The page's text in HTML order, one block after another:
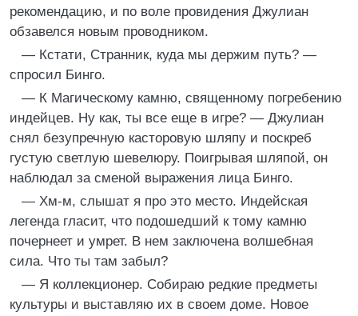
рекомендацию, и по воле провидения Джулиан
обзавелся новым проводником.
— Кстати, Странник, куда мы держим путь? —
спросил Бинго.
— К Магическому камню, священному погребению
индейцев. Ну как, ты все еще в игре? — Джулиан
снял безупречную касторовую шляпу и поскреб
густую светлую шевелюру. Поигрывая шляпой, он
наблюдал за сменой выражения лица Бинго.
— Хм-м, слышат я про это место. Индейская
легенда гласит, что подошедший к тому камню
почернеет и умрет. В нем заключена волшебная
сила. Что ты там забыл?
— Я коллекционер. Собираю редкие предметы
культуры и выставляю их в своем доме. Новое